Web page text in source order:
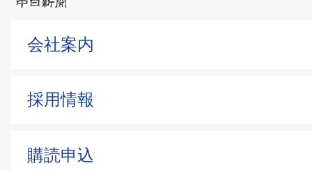
会社案内
採用情報
購読申込